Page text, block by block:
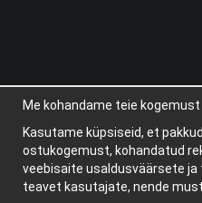
Teave
Meist
uudiskiri
Me kohandame teie kogemust
Kasutame küpsiseid, et
ostukogemust, kohandatud
veebisaite usaldusväärsete ja
teavet kasutajate, nende